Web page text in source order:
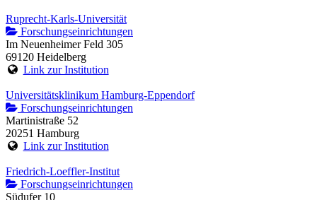
Ruprecht-Karls-Universität
Forschungseinrichtungen
Im Neuenheimer Feld 305
69120 Heidelberg
Link zur Institution
Universitätsklinikum Hamburg-Eppendorf
Forschungseinrichtungen
Martinistraße 52
20251 Hamburg
Link zur Institution
Friedrich-Loeffler-Institut
Forschungseinrichtungen
Südufer 10